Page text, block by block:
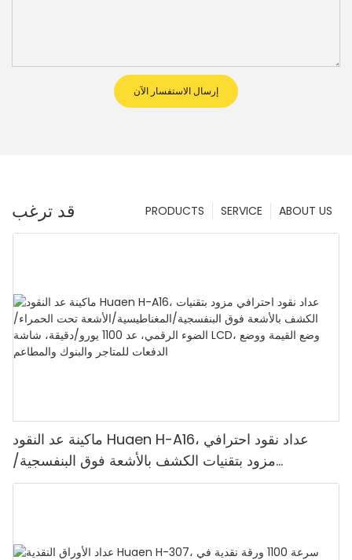
إرسال الاستفسار الآن
قد ترغب ABOUT US
SERVICE
PRODUCTS
ماكينة عد النقود Huaen H-A16، عداد نقود احترافي
مزود بتقنيات الكشف بالأشعة فوق البنفسجية/
المغناطيسية/الأشعة تحت الحمراء/الضوء الرقمي، عد